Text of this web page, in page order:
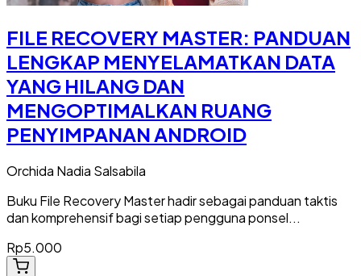
FILE RECOVERY MASTER: PANDUAN
LENGKAP MENYELAMATKAN DATA
YANG HILANG DAN
MENGOPTIMALKAN RUANG
PENYIMPANAN ANDROID
Orchida Nadia Salsabila
Buku File Recovery Master hadir sebagai panduan taktis
dan komprehensif bagi setiap pengguna ponsel...
Rp5.000